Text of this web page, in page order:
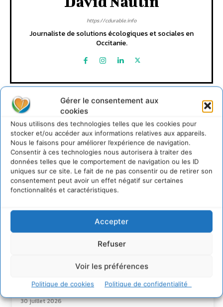
Gérer le consentement aux
cookies
Nous utilisons des technologies telles que les cookies pour
stocker et/ou accéder aux informations relatives aux appareils.
Nous le faisons pour améliorer l’expérience de navigation.
Consentir à ces technologies nous autorisera à traiter des
données telles que le comportement de navigation ou les ID
uniques sur ce site. Le fait de ne pas consentir ou de retirer son
consentement peut avoir un effet négatif sur certaines
fonctionnalités et caractéristiques.
Accepter
Refuser
Voir les préférences
Politique de cookies Politique de confidentialité
https://cdurable.info
Journaliste de solutions écologiques et sociales en
Occitanie.
Lire aussi
S’inspirer de l’arbre pour un modèle
économique régénératif du vivant …
IPBES : le « GIEC de la biodiversité » appelle les
entreprises à devenir des alliées du vivant
4 août 2026
Comment le sol français a perdu sa mémoire
Permaculture, la Voie de l’Autonomie
30 juillet 2026